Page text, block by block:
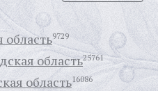
область9729
область25761
область16086